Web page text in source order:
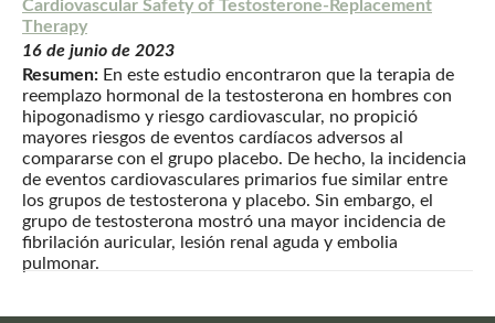
Cardiovascular Safety of Testosterone-Replacement
Therapy
16 de junio de 2023
Resumen: En este estudio encontraron que la terapia de
reemplazo hormonal de la testosterona en hombres con
hipogonadismo y riesgo cardiovascular, no propició
mayores riesgos de eventos cardíacos adversos al
compararse con el grupo placebo. De hecho, la incidencia
de eventos cardiovasculares primarios fue similar entre
los grupos de testosterona y placebo. Sin embargo, el
grupo de testosterona mostró una mayor incidencia de
fibrilación auricular, lesión renal aguda y embolia
pulmonar.